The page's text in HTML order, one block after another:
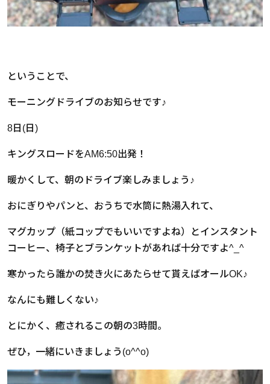
ということで、
モーニングドライブのお知らせです♪
8日(日)
キングスロードをAM6:50出発！
暖かくして、朝のドライブ楽しみましょう♪
おにぎりやパンと、おうちで水筒に熱湯入れて、
マグカップ（紙コップでもいいですよね）とインスタント
コーヒー、椅子とブランケットがあれば十分ですよ^_^
寒かったら誰かの焚き火にあたらせて貰えばオールOK♪
なんにも難しくない♪
とにかく、癒されるこの朝の3時間。
ぜひ，一緒にいきましょう(o^^o)